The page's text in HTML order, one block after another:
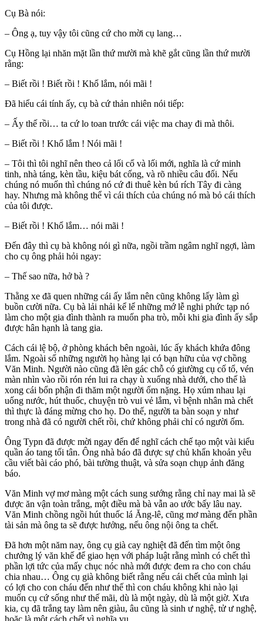
Cụ Bà nói:
– Ông ạ, tuy vậy tôi cũng cứ cho mời cụ lang…
Cụ Hồng lại nhăn mặt lần thứ mười mà khẽ gắt cũng lần thứ mười
rằng:
– Biết rồi ! Biết rồi ! Khổ lắm, nói mãi !
Đã hiểu cái tính ấy, cụ bà cứ thản nhiên nói tiếp:
– Ấy thế rồi… ta cứ lo toan trước cái việc ma chay đi mà thôi.
– Biết rồi ! Khổ lắm ! Nói mãi !
– Tôi thì tôi nghĩ nên theo cả lối cổ và lối mới, nghĩa là cứ minh
tinh, nhà táng, kèn tầu, kiệu bát cống, và rõ nhiều câu đối. Nếu
chúng nó muốn thì chúng nó cứ đi thuê kèn bú rích Tây đi càng
hay. Nhưng mà không thể vì cái thích của chúng nó mà bỏ cái thích
của tôi được.
– Biết rồi ! Khổ lắm… nói mãi !
Đến đây thì cụ bà không nói gì nữa, ngồi trầm ngâm nghĩ ngợi, làm
cho cụ ông phải hỏi ngay:
– Thế sao nữa, hở bà ?
Thằng xe đã quen những cái ấy lắm nên cũng không lấy làm gì
buồn cười nữa. Cụ bà lải nhải kể lể những mớ lễ nghi phức tạp nó
làm cho một gia đình thành ra muốn pha trò, mỗi khi gia đình ấy sắp
được hân hạnh là tang gia.
Cách cái lệ bộ, ở phòng khách bên ngoài, lúc ấy khách khứa đông
lắm. Ngoài số những người họ hàng lại có bạn hữu của vợ chồng
Văn Minh. Người nào cũng đã lên gác chỗ có giường cụ cố tổ, vén
màn nhìn vào rồi rón rén lui ra chạy ù xuống nhà dưới, cho thế là
xong cái bổn phận đi thăm một người ốm nặng. Họ xúm nhau lại
uống nước, hút thuốc, chuyện trò vui vẻ lắm, vì bệnh nhân mà chết
thì thực là đáng mừng cho họ. Do thế, người ta bàn soạn y như
trong nhà đã có người chết rồi, chứ không phải chỉ có người ốm.
Ông Typn đã được mời ngay đến để nghĩ cách chế tạo một vài kiểu
quần áo tang tối tân. Ông nhà báo đã được sự chủ khẩn khoản yêu
cầu viết bài cáo phó, bài tường thuật, và sửa soạn chụp ảnh đăng
báo.
Văn Minh vợ mơ màng một cách sung sướng rằng chỉ nay mai là sẽ
được ăn vận toàn trắng, một điều mà bà vẫn ao ước bấy lâu nay.
Văn Minh chồng ngồi hút thuốc lá Ăng-lê, cũng mơ màng đến phần
tài sản mà ông ta sẽ được hưởng, nếu ông nội ông ta chết.
Đã hơn một năm nay, ông cụ già cay nghiệt đã đến tìm một ông
chưởng lý văn khế để giao hẹn với pháp luật rằng mình có chết thì
phần lợi tức của mấy chục nóc nhà mới được đem ra cho con cháu
chia nhau… Ông cụ già không biết rằng nếu cái chết của mình lại
có lợi cho con cháu đến như thế thì con cháu không khi nào lại
muốn cụ cứ sống như thế mãi, dù là một ngày, dù là một giờ. Xưa
kia, cụ đã trắng tay làm nên giàu, âu cũng là sinh ư nghệ, tử ư nghệ,
hoặc là một cách chết vì nghĩa vụ.